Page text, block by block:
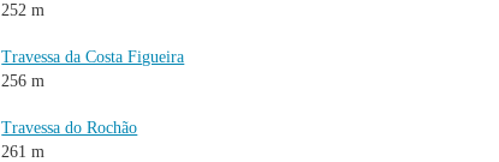
252 m
Travessa da Costa Figueira
256 m
Travessa do Rochão
261 m